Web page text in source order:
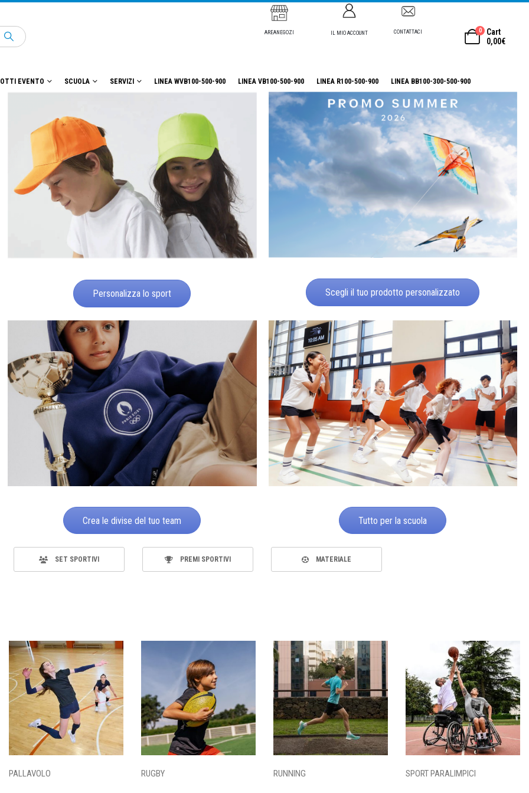
AREANEGOZI IL MIO ACCOUNT CONTATTACI 0
Cart
0,00€
EVENTO SCUOLA SERVIZI LINEA WVB100-500-900 LINEA VB100-500-900 LINEA R100-500-900 LINEA BB100-300-500-900
Personalizza lo sport Scegli il tuo prodotto personalizzato
Crea le divise del tuo team Tutto per la scuola
SET SPORTIVI PREMI SPORTIVI MATERIALE
PALLAVOLO RUGBY RUNNING SPORT PARALIMPICI